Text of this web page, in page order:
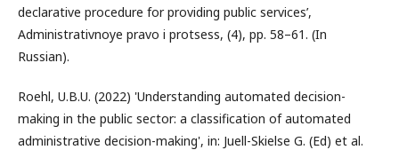
declarative procedure for providing public services’,
Administrativnoye pravo i protsess, (4), pp. 58–61. (In
Russian).
Roehl, U.B.U. (2022) 'Understanding automated decision-
making in the public sector: a classification of automated
administrative decision-making', in: Juell-Skielse G. (Ed) et al.